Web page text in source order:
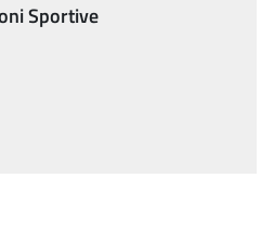
Sportive